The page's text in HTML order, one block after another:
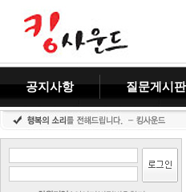
공지사항 질문게시판